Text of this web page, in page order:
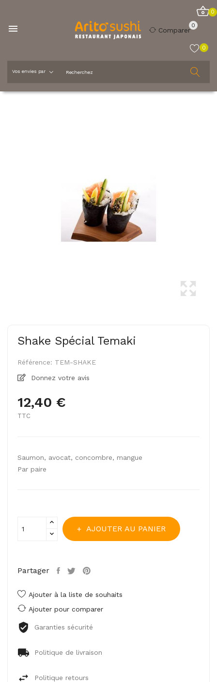

0
Comparer
0
0
Shake Spécial Temaki
Référence: TEM-SHAKE
Donnez votre avis
12,40 €
TTC
Saumon, avocat, concombre, mangue
Par paire
AJOUTER AU PANIER
Partager
Ajouter à la liste de souhaits
Ajouter pour comparer
Garanties sécurité
Politique de livraison
Politique retours